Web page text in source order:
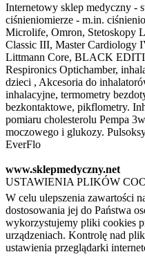
Internetowy sklep medyczny -
ciśnieniomierze - m.in.
Microlife, Omron, Stetoskopy
Classic III, Master Cardiology
Littmann Core, BLACK
Respironics Optichamber,
dzieci , Akcesoria do
inhalacyjne, termometry
bezkontaktowe, pikflometry.
pomiaru cholesterolu Pempa
moczowego i glukozy.
EverFlo
www.sklepmedyczny.net
USTAWIENIA PLIKÓW
W celu ulepszenia zawartości
dostosowania jej do Państwa
wykorzystujemy pliki cookies
urządzeniach. Kontrolę nad
ustawienia przeglądarki